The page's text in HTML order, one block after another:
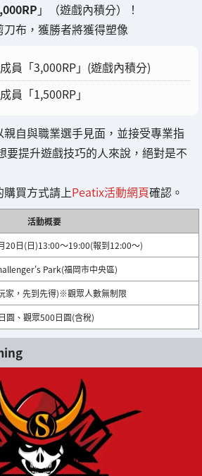
」（遊戲內積分）！
布，獲勝者將獲得塑像
員「3,000RP」(遊戲內積分)
員「1,500RP」
自與職業選手見面，並接受專業指
要提升遊戲技巧的人來說，絕對是不
買方式請上Peatix活動網頁確認。
活動概要
20日(日)13:00～19:00(報到12:00～)
Park(福岡市中央區)
家，先到先得)※觀眾人數無制限
圓、觀眾500日圓(含稅)